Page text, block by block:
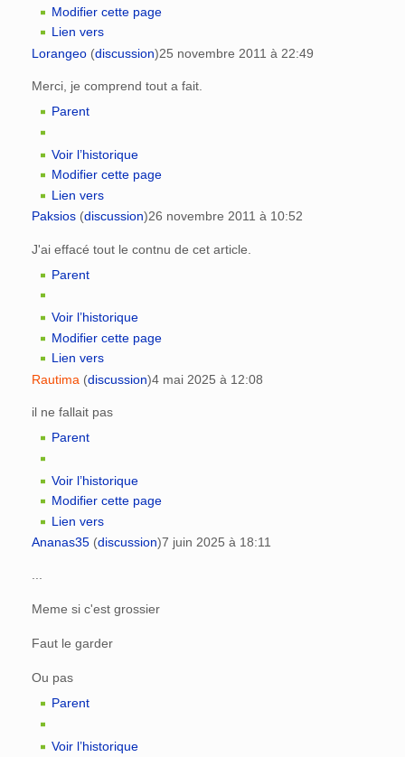
Modifier cette page
Lien vers
Lorangeo (discussion)25 novembre 2011 à 22:49
Merci, je comprend tout a fait.
Parent
Voir l’historique
Modifier cette page
Lien vers
Paksios (discussion)26 novembre 2011 à 10:52
J'ai effacé tout le contnu de cet article.
Parent
Voir l’historique
Modifier cette page
Lien vers
Rautima (discussion)4 mai 2025 à 12:08
il ne fallait pas
Parent
Voir l’historique
Modifier cette page
Lien vers
Ananas35 (discussion)7 juin 2025 à 18:11
...
Meme si c'est grossier
Faut le garder
Ou pas
Parent
Voir l’historique